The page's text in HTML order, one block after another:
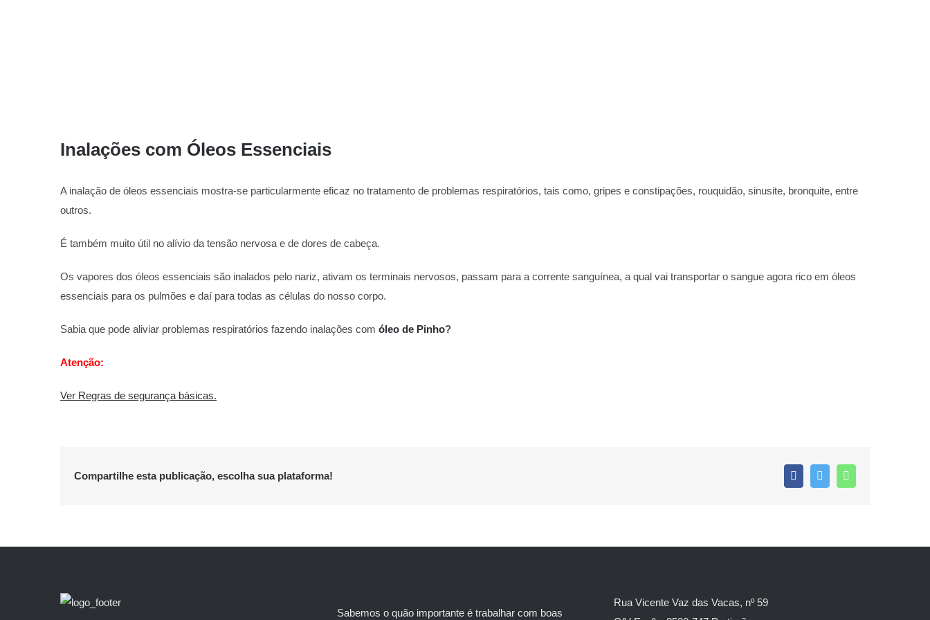
Inalações com Óleos Essenciais
A inalação de óleos essenciais mostra-se particularmente eficaz no tratamento de problemas respiratórios, tais como, gripes e constipações, rouquidão, sinusite, bronquite, entre
outros.
É também muito útil no alívio da tensão nervosa e de dores de cabeça.
Os vapores dos óleos essenciais são inalados pelo nariz, ativam os terminais nervosos, passam para a corrente sanguínea, a qual vai transportar o sangue agora rico em óleos
essenciais para os pulmões e daí para todas as células do nosso corpo.
Sabia que pode aliviar problemas respiratórios fazendo inalações com óleo de Pinho?
Atenção:
Ver Regras de segurança básicas.
Compartilhe esta publicação, escolha sua plataforma! FacebookTwitter
Sabemos o quão importante é trabalhar com boas
Rua Vicente Vaz das Vacas, nº 59